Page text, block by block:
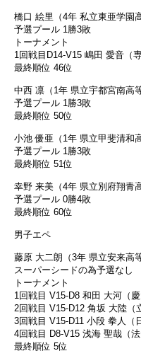
橋口 絵里（4年 私立東亜学園
予選プール 1勝3敗
トーナメント
1回戦目D14-V15 嶋田 愛音（専
最終順位 46位
中西 凛（1年 県立宇都宮南高
予選プール 1勝3敗
最終順位 50位
小池 優亜（1年 県立甲斐清和
予選プール 1勝3敗
最終順位 51位
幸野 来美（4年 県立別府翔青
予選プール 0勝4敗
最終順位 60位
男子エペ
藤原 大二朗（3年 県立安来高
スーパーシードの為予選なし
トーナメント
1回戦目 V15-D8 和田 大河（慶
2回戦目 V15-D12 角坂 大陸（
3回戦目 V15-D11 小段 拳人（
4回戦目 D8-V15 浅海 聖哉（法
最終順位 5位